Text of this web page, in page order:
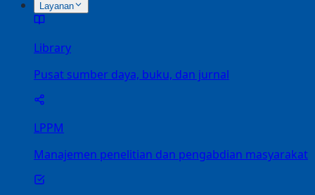
Layanan
Library
Pusat sumber daya, buku, dan jurnal
LPPM
Manajemen penelitian dan pengabdian masyarakat